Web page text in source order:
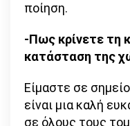
ποίηση.
-Πως κρίνετε τη
κατάσταση της
Είμαστε σε
είναι μια καλή
σε όλους τους